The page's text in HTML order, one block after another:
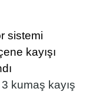
sistemi
kayışı
kumaş kayış